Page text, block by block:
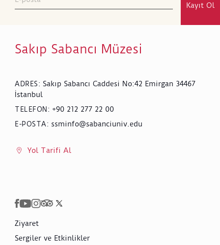
Kayıt Ol
Sakıp Sabancı Müzesi
ADRES: Sakıp Sabancı Caddesi No:42 Emirgan 34467
İstanbul
TELEFON : +90 212 277 22 00
E-POSTA: ssminfo@sabanciuniv.edu
Yol Tarifi Al
Ziyaret
Sergiler ve Etkinlikler